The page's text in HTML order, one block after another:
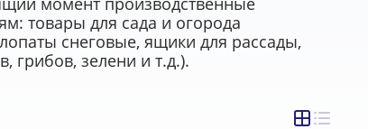
товары для сада и огорода
снеговые, ящики для рассады,
грибов, зелени и т.д.).